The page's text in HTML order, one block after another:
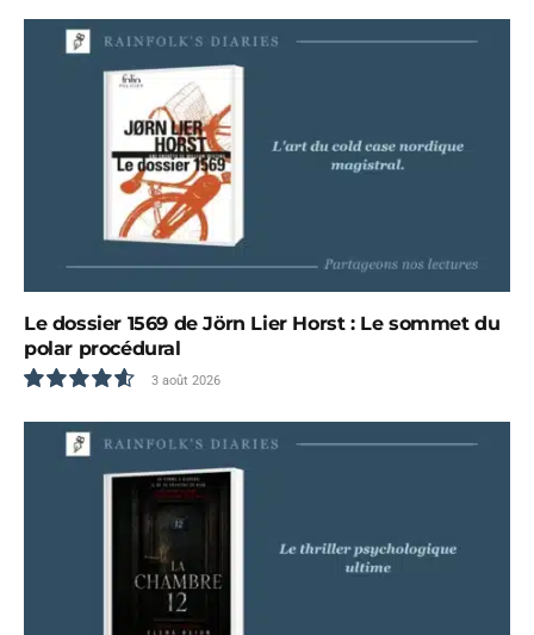
9.0
Le dossier 1569 de Jörn Lier Horst : Le sommet du
polar procédural
9.3
3 août 2026